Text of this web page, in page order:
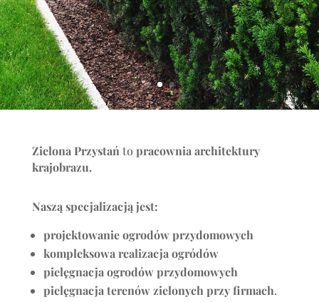
Zielona Przystań to pracownia architektury
krajobrazu.
Naszą specjalizacją jest:
projektowanie ogrodów przydomowych
kompleksowa realizacja ogródów
pielęgnacja ogrodów przydomowych
pielęgnacja terenów zielonych przy firmach.